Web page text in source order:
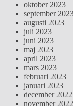
oktober 2023
september
augusti 2023
juli 2023
juni 2023
maj 2023
april 2023
mars 2023
februari 2023
januari 2023
december 2022
november 2022